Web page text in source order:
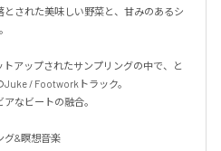
された美味しい野菜と、甘みのあるシ
アップされたサンプリングの中で、と
/ Footworkトラック。
なビートの融合。
グ&瞑想音楽